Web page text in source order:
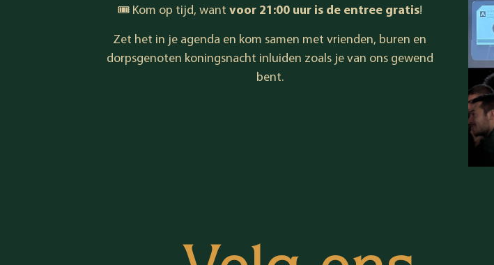
🎟️ Kom op tijd, want voor 21:00 uur is de entree gratis!
Zet het in je agenda en kom samen met vrienden, buren en
dorpsgenoten koningsnacht inluiden zoals je van ons gewend
bent.